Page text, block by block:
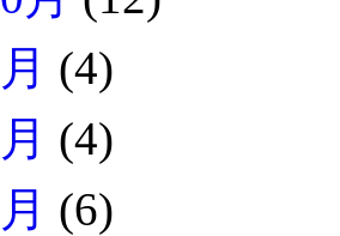
(4)
(4)
(6)